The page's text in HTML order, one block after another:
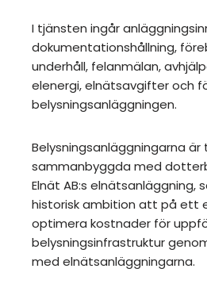
I tjänsten ingår
dokumentationshållning,
underhåll, felanmälan,
elenergi, elnätsavgifter och
belysningsanläggningen.
Belysningsanläggningarna
sammanbyggda med
Elnät AB:s elnätsanläggning,
historisk ambition att på ett
optimera kostnader för
belysningsinfrastruktur
med elnätsanläggningarna.